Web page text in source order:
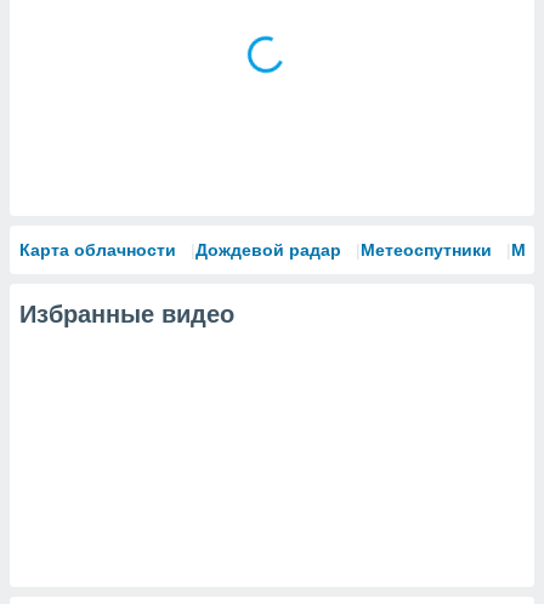
Карта облачности Дождевой радар Метеоспутники
Избранные видео